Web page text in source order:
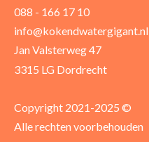
088 - 166 17 10
info@kokendwatergigant.nl
Jan Valsterweg 47
3315 LG Dordrecht
Copyright 2021-2025 ©
Alle rechten voorbehouden